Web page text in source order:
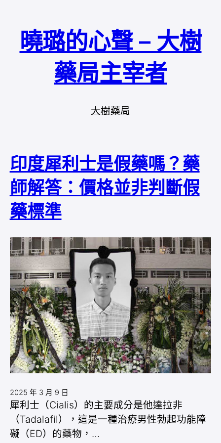
曉璐的心聲 – 大樹
藥局主宰者
大樹藥局
印度犀利士是假藥嗎？藥
師解答：價格並非判斷假
藥標準
2025 年 3 月 9 日
犀利士（Cialis）的主要成分是他達拉非
（Tadalafil），這是一種治療男性勃起功能障
礙（ED）的藥物，…